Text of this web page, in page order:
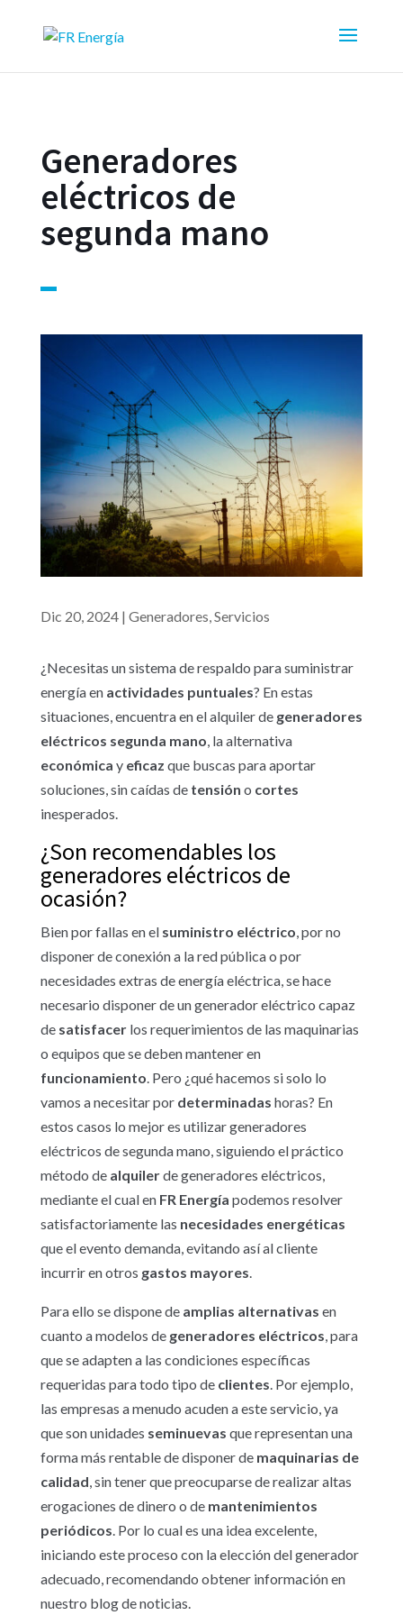
Generadores
eléctricos de
segunda mano
Dic 20, 2024| Generadores Servicios
¿Necesitas un sistema de respaldo para suministrar
energía en actividades puntuales? En estas
situaciones, encuentra en el alquiler de generadores
eléctricos segunda mano , la alternativa
económica y eficaz que buscas para aportar
soluciones, sin caídas de tensión o cortes
inesperados.
¿Son recomendables los
generadores eléctricos de
ocasión?
Bien por fallas en el suministro eléctrico , por no
disponer de conexión a la red pública o por
necesidades extras de energía eléctrica, se hace
necesario disponer de un generador eléctrico capaz
de satisfacerlos requerimientos de las maquinarias
o equipos que se deben mantener en
funcionamiento . Pero ¿qué hacemos si solo lo
vamos a necesitar por determinadas horas? En
estos casos lo mejor es utilizar generadores
eléctricos de segunda mano, siguiendo el práctico
método de alquilerde generadores eléctricos,
mediante el cual en FR Energía podemos resolver
satisfactoriamente las necesidades energéticas
que el evento demanda, evitando así al cliente
incurrir en otros gastos mayores
Para ello se dispone de amplias alternativas en
cuanto a modelos de generadores eléctricos , para
que se adapten a las condiciones específicas
requeridas para todo tipo de clientes . Por ejemplo,
las empresas a menudo acuden a este servicio, ya
que son unidades seminuevas que representan una
forma más rentable de disponer de maquinarias de
calidad , sin tener que preocuparse de realizar altas
erogaciones de dinero o de mantenimientos
periódicos . Por lo cual es una idea excelente,
iniciando este proceso con la elección del generador
adecuado, recomendando obtener información en
nuestro blog de noticias.